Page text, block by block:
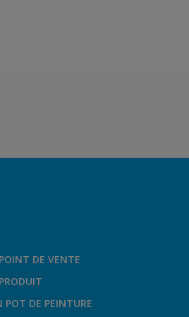
DE VENTE
POT DE PEINTURE